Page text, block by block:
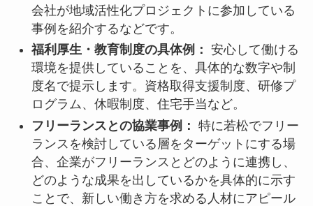
会社が地域活性化プロジェクトに参加している
事例を紹介するなどです。
福利厚生・教育制度の具体例： 安心して働ける
環境を提供していることを、具体的な数字や制
度名で提示します。資格取得支援制度、研修プ
ログラム、休暇制度、住宅手当など。
フリーランスとの協業事例： 特に若松でフリー
ランスを検討している層をターゲットにする場
合、企業がフリーランスとどのように連携し、
どのような成果を出しているかを具体的に示す
ことで、新しい働き方を求める人材にアピール